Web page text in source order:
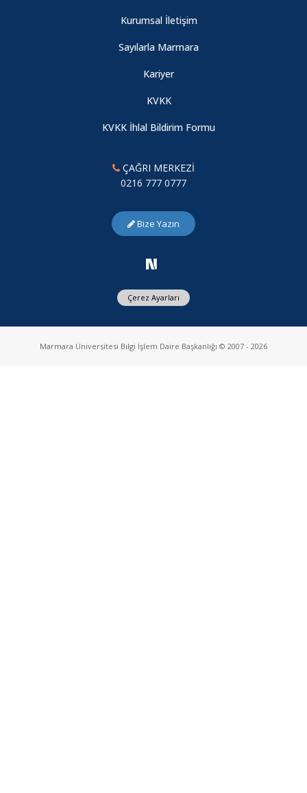
Kurumsal İletişim
Sayılarla Marmara
Kariyer
KVKK
KVKK İhlal Bildirim Formu
ÇAĞRI MERKEZİ
0216 777 0777
Bize Yazın
Çerez Ayarları
Marmara Üniversitesi Bilgi İşlem Daire Başkanlığı © 2007 - 2026